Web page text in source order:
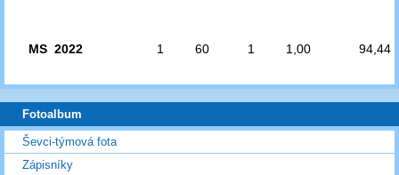
MS 2022 1 60 1 1,00 94,44
Fotoalbum
Ševci-týmová fota
Zápisníky